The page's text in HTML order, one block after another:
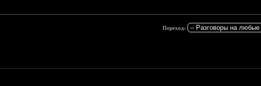
Переход: